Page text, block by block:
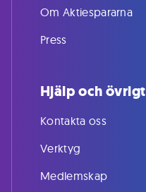
Om Aktiespararna
Press
Hjälp och övrigt
Kontakta oss
Verktyg
Medlemskap